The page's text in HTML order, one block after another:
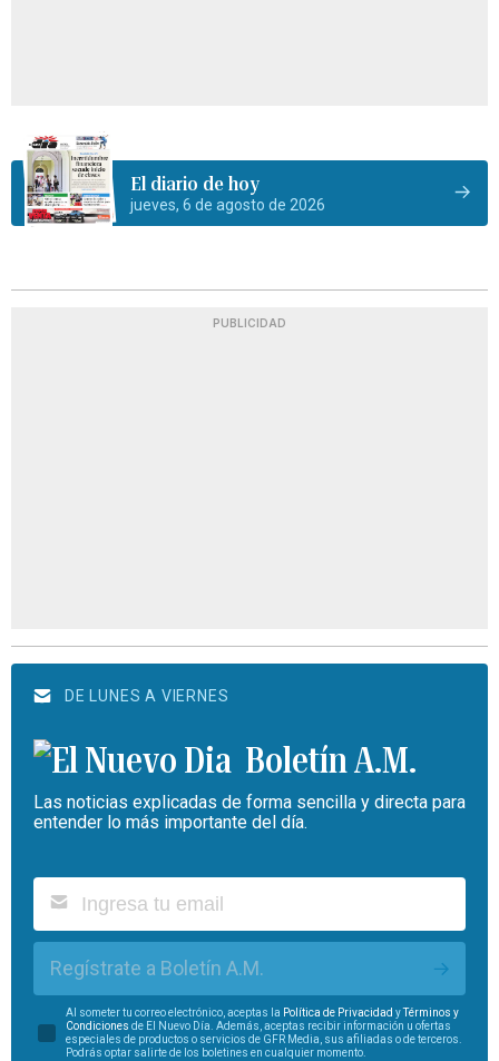
El diario de hoy
jueves, 6 de agosto de 2026
PUBLICIDAD
DE LUNES A VIERNES
Boletín A.M.
Las noticias explicadas de forma sencilla y directa para
entender lo más importante del día.
Regístrate a Boletín A.M.
Al someter tu correo electrónico, aceptas la Política de Privacidad yTérminos y
Condiciones de El Nuevo Día. Además, aceptas recibir información u ofertas
especiales de productos o servicios de GFR Media, sus afiliadas o de terceros.
Podrás optar salirte de los boletines en cualquier momento.